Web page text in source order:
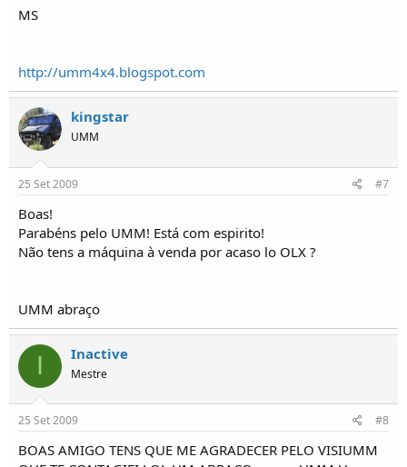
MS
http://umm4x4.blogspot.com
kingstar
UMM
25 Set 2009 #7
Boas!
Parabéns pelo UMM! Está com espirito!
Não tens a máquina à venda por acaso lo OLX ?
UMM abraço
I Inactive
Mestre
25 Set 2009 #8
BOAS AMIGO TENS QUE ME AGRADECER PELO VISIUMM